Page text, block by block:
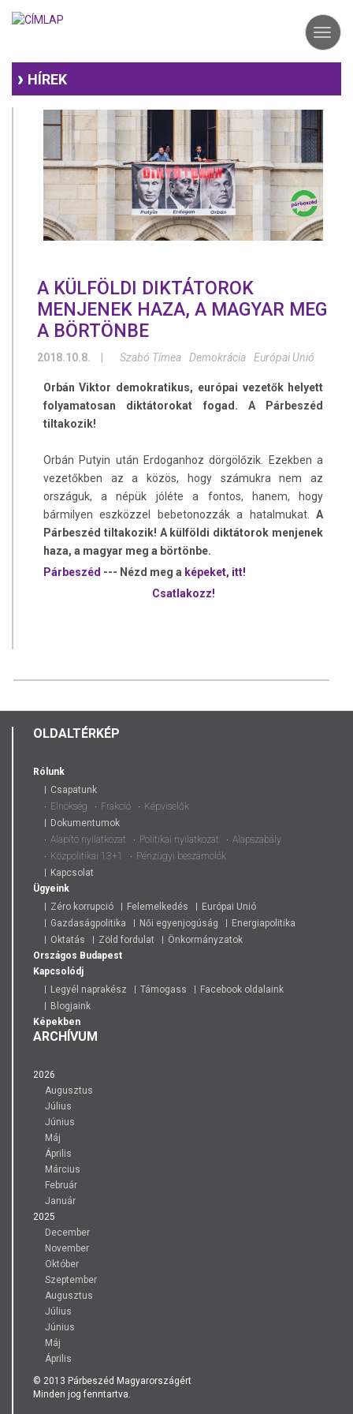
HÍREK
A KÜLFÖLDI DIKTÁTOROK
MENJENEK HAZA, A MAGYAR MEG
A BÖRTÖNBE
2018.10.8. Szabó Tímea Demokrácia Európai Unió
Orbán Viktor demokratikus, európai vezetők helyett
folyamatosan diktátorokat fogad. A Párbeszéd
tiltakozik!
Orbán Putyin után Erdoganhoz dörgölőzik. Ezekben a
vezetőkben az a közös, hogy számukra nem az
országuk, a népük jóléte a fontos, hanem, hogy
bármilyen eszközzel bebetonozzák a hatalmukat.A
Párbeszéd tiltakozik! A külföldi diktátorok menjenek
haza, a magyar meg a börtönbe.
Párbeszéd --- Nézd meg a képeket, itt!
Csatlakozz!
OLDALTÉRKÉP
Rólunk
Csapatunk
Elnökség
Frakció
Képviselők
Dokumentumok
Alapító nyilatkozat
Politikai nyilatkozat
Alapszabály
Közpolitikai 13+1
Pénzügyi beszámolók
Kapcsolat
Ügyeink
Zéro korrupció
Felemelkedés
Európai Unió
Gazdaságpolitika
Női egyenjogúság
Energiapolitika
Oktatás
Zöld fordulat
Önkormányzatok
Országos Budapest
Kapcsolódj
Legyél naprakész
Támogass
Facebook oldalaink
Blogjaink
Képekben
ARCHÍVUM
2026
Augusztus
Július
Június
Máj
Április
Március
Február
Január
2025
December
November
Október
Szeptember
Augusztus
Július
Június
Máj
Április
© 2013 Párbeszéd Magyarországért
Minden jog fenntartva.